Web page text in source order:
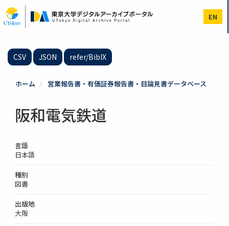
イ
ン
EN
CSV JSON refer/BibIX
ホーム 営業報告書・有価証券報告書・目論見書データベース
阪和電気鉄道
言語
日本語
種別
図書
出版地
大阪